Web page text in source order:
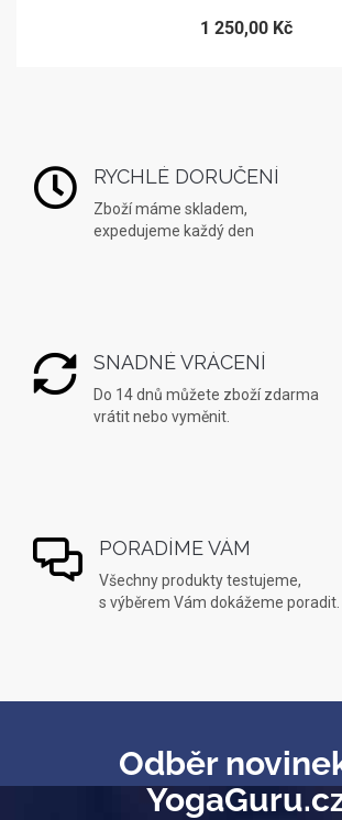
1 250,00 Kč
RYCHLÉ DORUČENÍ
Zboží máme skladem,
expedujeme každý den
SNADNÉ VRÁCENÍ
Do 14 dnů můžete zboží zdarma
vrátit nebo vyměnit.
PORADÍME VÁM
Všechny produkty testujeme,
s výběrem Vám dokážeme poradit.
Odběr